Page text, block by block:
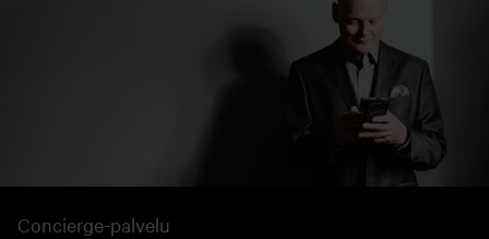
Concierge-palvelu